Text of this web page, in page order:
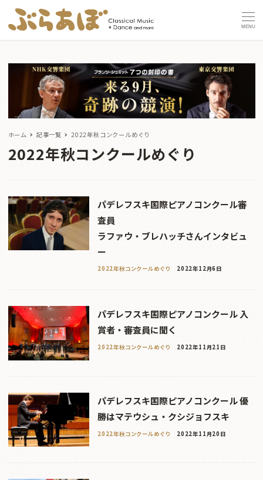
MENU
ホーム 記事一覧 2022年秋コンクールめぐり
2022年秋コンクールめぐり
パデレフスキ国際ピアノコンクール審
査員
ラファウ・ブレハッチさんインタビュ
ー
2022年秋コンクールめぐり 2022年12月6日
パデレフスキ国際ピアノコンクール 入
賞者・審査員に聞く
2022年秋コンクールめぐり 2022年11月21日
パデレフスキ国際ピアノコンクール 優
勝はマテウシュ・クシジョフスキ
2022年秋コンクールめぐり 2022年11月20日